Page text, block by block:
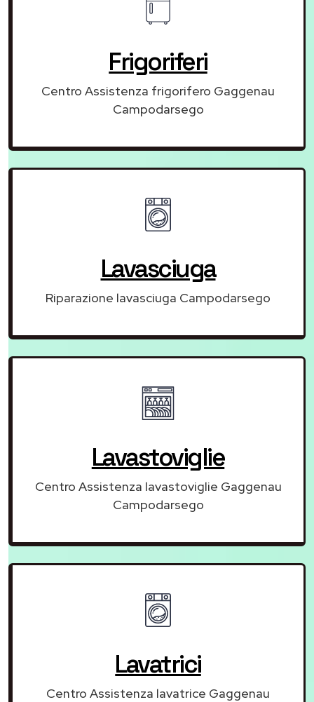
Frigoriferi
Centro Assistenza frigorifero Gaggenau
Campodarsego
Lavasciuga
Riparazione lavasciuga Campodarsego
Lavastoviglie
Centro Assistenza lavastoviglie Gaggenau
Campodarsego
Lavatrici
Centro Assistenza lavatrice Gaggenau